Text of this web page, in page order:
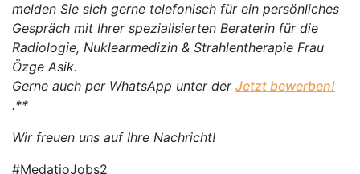
melden Sie sich gerne telefonisch für ein persönliches
Gespräch mit Ihrer spezialisierten Beraterin für die
Radiologie, Nuklearmedizin & Strahlentherapie Frau
Özge Asik.
Gerne auch per WhatsApp unter der Jetzt bewerben!
.**
Wir freuen uns auf Ihre Nachricht!
#MedatioJobs2